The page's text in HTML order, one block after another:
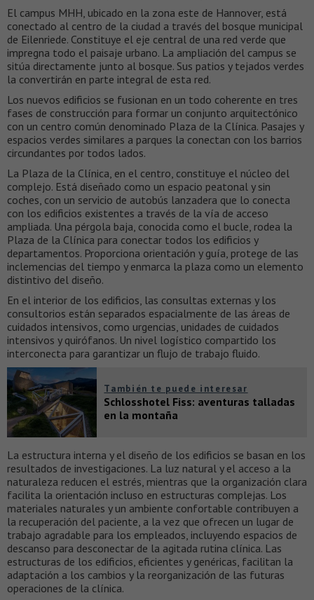
El campus MHH, ubicado en la zona este de Hannover, está
conectado al centro de la ciudad a través del bosque municipal
de Eilenriede. Constituye el eje central de una red verde que
impregna todo el paisaje urbano. La ampliación del campus se
sitúa directamente junto al bosque. Sus patios y tejados verdes
la convertirán en parte integral de esta red.
Los nuevos edificios se fusionan en un todo coherente en tres
fases de construcción para formar un conjunto arquitectónico
con un centro común denominado Plaza de la Clínica. Pasajes y
espacios verdes similares a parques la conectan con los barrios
circundantes por todos lados.
La Plaza de la Clínica, en el centro, constituye el núcleo del
complejo. Está diseñado como un espacio peatonal y sin
coches, con un servicio de autobús lanzadera que lo conecta
con los edificios existentes a través de la vía de acceso
ampliada. Una pérgola baja, conocida como el bucle, rodea la
Plaza de la Clínica para conectar todos los edificios y
departamentos. Proporciona orientación y guía, protege de las
inclemencias del tiempo y enmarca la plaza como un elemento
distintivo del diseño.
En el interior de los edificios, las consultas externas y los
consultorios están separados espacialmente de las áreas de
cuidados intensivos, como urgencias, unidades de cuidados
intensivos y quirófanos. Un nivel logístico compartido los
interconecta para garantizar un flujo de trabajo fluido.
También te puede interesar
Schlosshotel Fiss: aventuras talladas
en la montaña
La estructura interna y el diseño de los edificios se basan en los
resultados de investigaciones. La luz natural y el acceso a la
naturaleza reducen el estrés, mientras que la organización clara
facilita la orientación incluso en estructuras complejas. Los
materiales naturales y un ambiente confortable contribuyen a
la recuperación del paciente, a la vez que ofrecen un lugar de
trabajo agradable para los empleados, incluyendo espacios de
descanso para desconectar de la agitada rutina clínica. Las
estructuras de los edificios, eficientes y genéricas, facilitan la
adaptación a los cambios y la reorganización de las futuras
operaciones de la clínica.